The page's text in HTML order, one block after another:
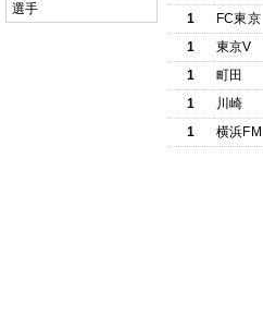
選手
1
FC東京
1
東京V
1
町田
1
川崎
1
横浜FM